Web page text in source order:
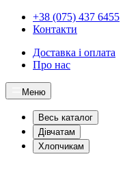
+38 (075) 437 6455
Контакти
Доставка і оплата
Про нас
Меню
Весь каталог
Дівчатам
Хлопчикам